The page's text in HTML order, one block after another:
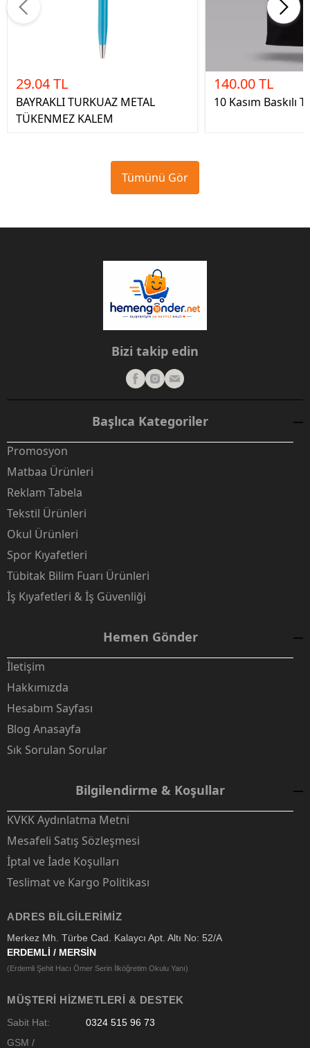
29.04 TL
BAYRAKLI TURKUAZ METAL
TÜKENMEZ KALEM
140.00 TL
10 Kasım Baskılı
Tümünü Gör
Bizi takip edin
Başlıca Kategoriler
Promosyon
Matbaa Ürünleri
Reklam Tabela
Tekstil Ürünleri
Okul Ürünleri
Spor Kıyafetleri
Tübitak Bilim Fuarı Ürünleri
İş Kıyafetleri & İş Güvenliği
Hemen Gönder
İletişim
Hakkımızda
Hesabım Sayfası
Blog Anasayfa
Sık Sorulan Sorular
Bilgilendirme & Koşullar
KVKK Aydınlatma Metni
Mesafeli Satış Sözleşmesi
İptal ve İade Koşulları
Teslimat ve Kargo Politikası
ADRES BILGILERIMIZ
Merkez Mh. Türbe Cad. Kalaycı Apt. Altı No: 52/A
ERDEMLİ / MERSİN
(Erdemli Şehit Hacı Ömer Serin İlköğretim Okulu Yanı)
MÜŞTERI HIZMETLERI & DESTEK
Sabit Hat:
0324 515 96 73
GSM /